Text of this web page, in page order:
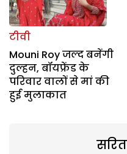
टीवी
Mouni Roy जल्द बनेंगी
दुल्हन, बॉयफ्रेंड के
परिवार वालों से मां की
हुई मुलाकात